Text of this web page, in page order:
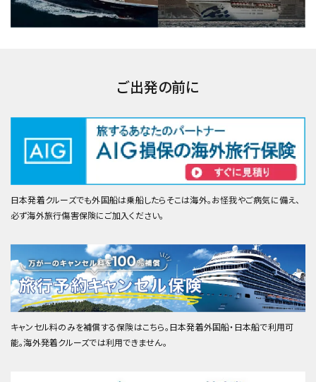
ご出発の前に
日本発着クルーズでも外国船は乗船したらそこは海外。お怪我やご病気に備え、
必ず海外旅行傷害保険にご加入ください。
キャンセル料のみを補償する保険はこちら。日本発着外国船・日本船で利用可
能。海外発着クルーズでは利用できません。